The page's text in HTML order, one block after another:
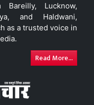
Lucknow,
and Haldwani,
as a trusted voice in
Read More...